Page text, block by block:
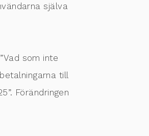
själva
som inte
till
Förändringen